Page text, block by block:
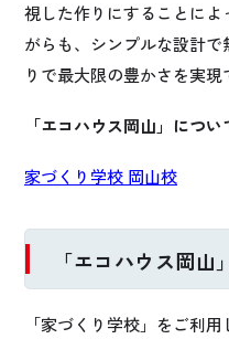
視した作りにすることに
がらも、シンプルな設計で
りで最大限の豊かさを実現
「エコハウス岡山」につ
家づくり学校 岡山校
「エコハウス岡
「家づくり学校」をご利